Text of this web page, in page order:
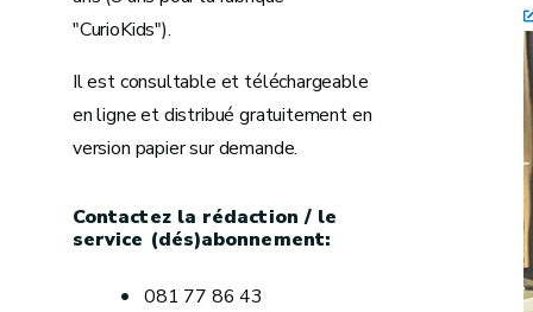
"CurioKids").
Il est consultable et téléchargeable
en ligne et distribué gratuitement en
version papier sur demande.
Contactez la rédaction / le
service (dés)abonnement:
081 77 86 43